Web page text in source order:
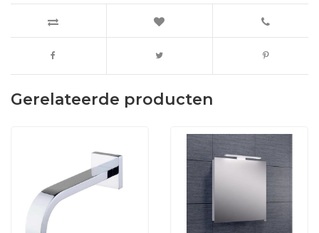
Gerelateerde producten